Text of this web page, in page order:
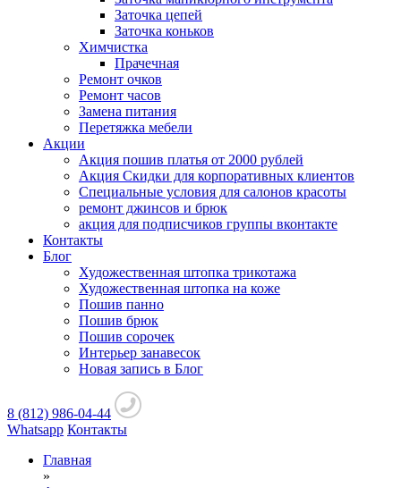
Заточка цепей
Заточка коньков
Химчистка
Прачечная
Ремонт очков
Ремонт часов
Замена питания
Перетяжка мебели
Акции
Акция пошив платья от 2000 рублей
Акция Скидки для корпоративных клиентов
Специальные условия для салонов красоты
ремонт джинсов и брюк
акция для подписчиков группы вконтакте
Контакты
Блог
Художественная штопка трикотажа
Художественная штопка на коже
Пошив панно
Пошив брюк
Пошив сорочек
Интерьер занавесок
Новая запись в Блог
8 (812) 986-04-44
Whatsapp Контакты
Главная
»